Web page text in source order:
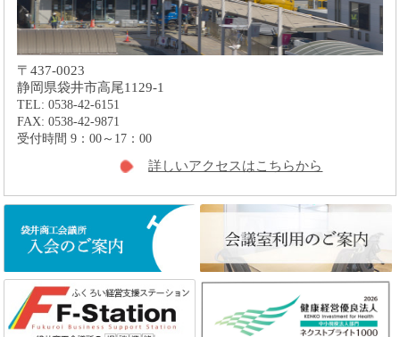
〒437-0023
静岡県袋井市高尾1129-1
TEL: 0538-42-6151
FAX: 0538-42-9871
受付時間 9：00～17：00
詳しいアクセスはこちらから